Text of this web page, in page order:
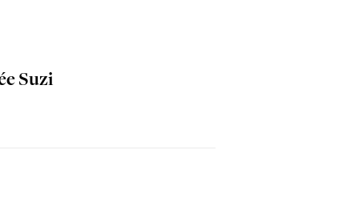
Suzi